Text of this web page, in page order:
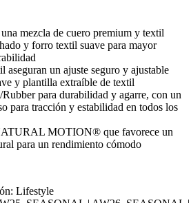
mezcla de cuero premium y textil
y forro textil suave para mayor
aseguran un ajuste seguro y ajustable
y plantilla extraíble de textil
para durabilidad y agarre, con un
para tracción y estabilidad en todos los
MOTION® que favorece un
para un rendimiento cómodo
Lifestyle